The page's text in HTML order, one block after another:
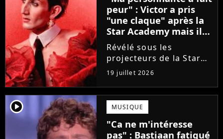
peur" : Victor a pris
"une claque" après la
Star Academy mais il
en est ressorti plus
fort (interview)
Révélé sous les
projecteurs de la Star
Academy, Victor a fait
face à la réalité brutale
de l'industrie musicale
après sa sortie de
l'émission. Face à des
maisons de disques
frileuses,...
19 juillet 2026
player2 MUSIQUE
"Ca ne m'intéresse
pas" : Bastiaan fatigué